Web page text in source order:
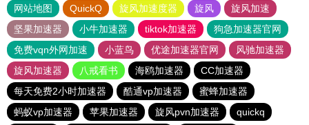
网站地图 QuickQ 旋风加速度器 旋风
旋风加速
坚果加速器
小牛加速器 tiktok加速器
狗急加速器官网
免费vqn外网加速
小蓝鸟 优途加速器官网
风驰加速器
旋风加速器
八戒看书 海鸥加速器
CC加速器
每天免费2小时加速器
酷通vp加速器
蜜蜂加速器
蚂蚁vp加速器
苹果加速器 旋风pvn加速器
quickq